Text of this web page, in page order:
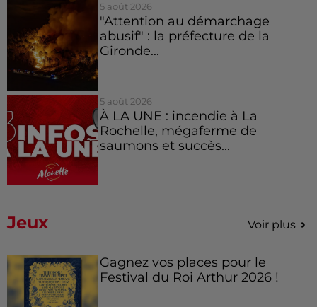
5 août 2026
"Attention au démarchage
abusif" : la préfecture de la
Gironde...
5 août 2026
À LA UNE : incendie à La
Rochelle, mégaferme de
saumons et succès...
Jeux Voir plus
Gagnez vos places pour le
Festival du Roi Arthur 2026 !